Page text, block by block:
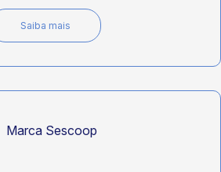
Saiba mais